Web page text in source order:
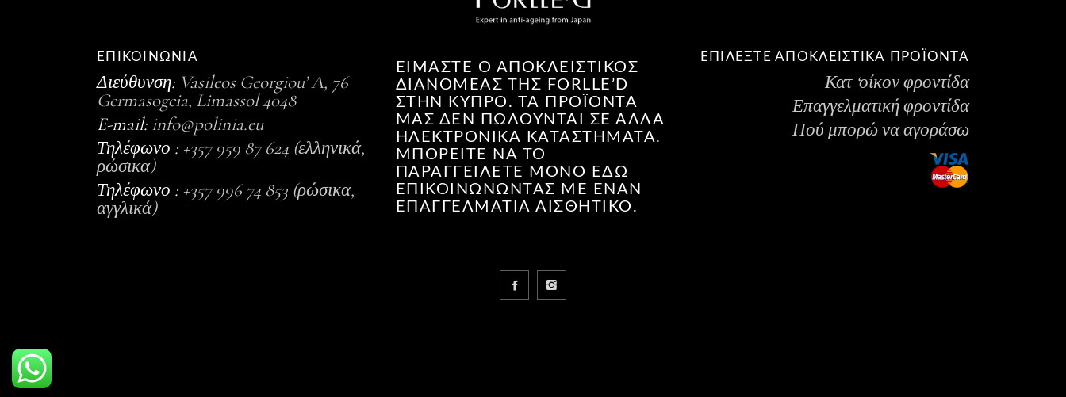
ΕΠΙΚΟΙΝΩΝΙΑ
Διεύθυνση: Vasileos Georgiou’ A, 76
Germasogeia, Limassol 4048
E-mail: info@polinia.eu
Τηλέφωνο : +357 959 87 624 (ελληνικά,
ρώσικα)
Τηλέφωνο : +357 996 74 853 (ρώσικα,
αγγλικά)
ΕΊΜΑΣΤΕ Ο ΑΠΟΚΛΕΙΣΤΙΚΌΣ
ΔΙΑΝΟΜΈΑΣ ΤΗΣ FORLLE’D
ΣΤΗΝ ΚΎΠΡΟ. ΤΑ ΠΡΟΪΌΝΤΑ
ΜΑΣ ΔΕΝ ΠΩΛΟΎΝΤΑΙ ΣΕ ΆΛΛΑ
ΗΛΕΚΤΡΟΝΙΚΆ ΚΑΤΑΣΤΉΜΑΤΑ.
ΜΠΟΡΕΊΤΕ ΝΑ ΤΟ
ΠΑΡΑΓΓΕΊΛΕΤΕ ΜΌΝΟ ΕΔΏ
ΕΠΙΚΟΙΝΩΝΏΝΤΑΣ ΜΕ ΈΝΑΝ
ΕΠΑΓΓΕΛΜΑΤΊΑ ΑΙΣΘΗΤΙΚΌ.
ΕΠΙΛΕΞΤΕ ΑΠΟΚΛΕΙΣΤΙΚΑ ΠΡΟΪΟΝΤΑ
Κατ ‘οίκον φροντίδα
Επαγγελματική φροντίδα
Πού μπορώ να αγοράσω